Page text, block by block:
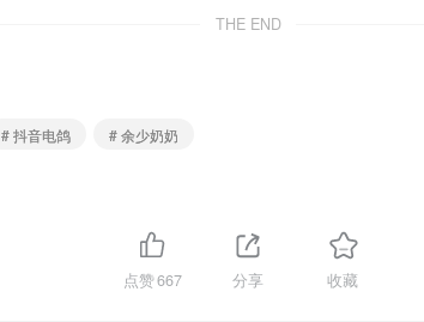
THE END
# 抖音电鸽 # 余少奶奶
点赞667 分享 收藏